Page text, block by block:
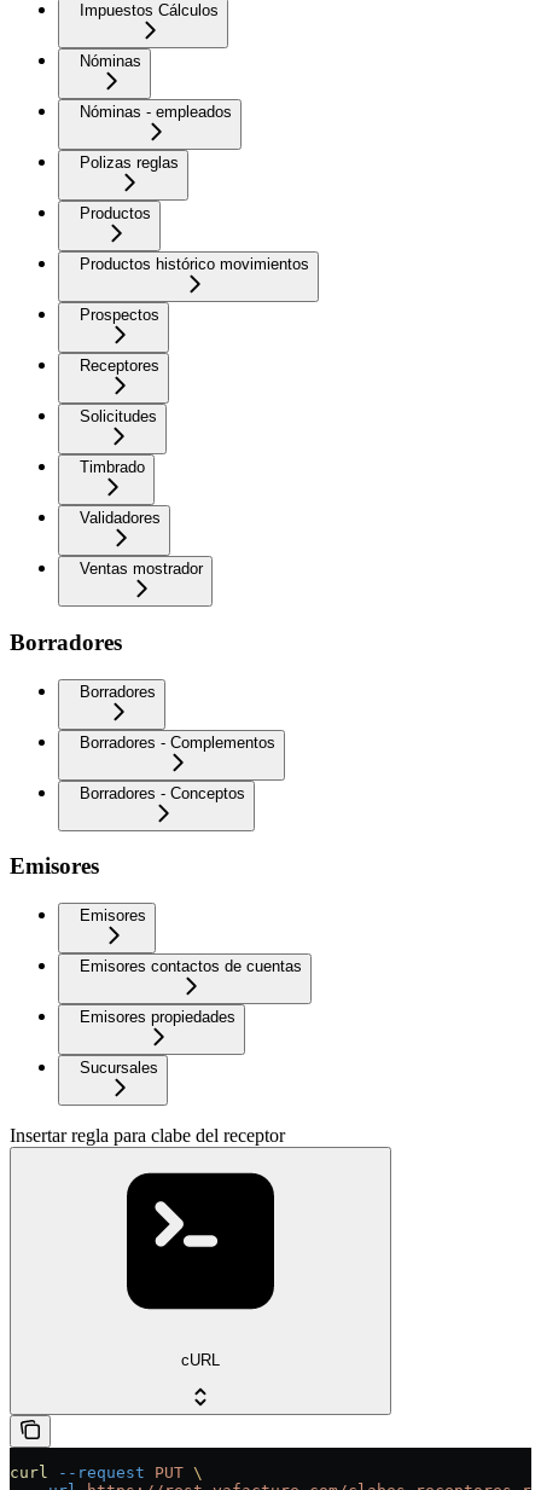
Impuestos Cálculos
Nóminas
Nóminas - empleados
Polizas reglas
Productos
Productos histórico movimientos
Prospectos
Receptores
Solicitudes
Timbrado
Validadores
Ventas mostrador
Borradores
Borradores
Borradores - Complementos
Borradores - Conceptos
Emisores
Emisores
Emisores contactos de cuentas
Emisores propiedades
Sucursales
Insertar regla para clabe del receptor
cURL
curl --request PUT \